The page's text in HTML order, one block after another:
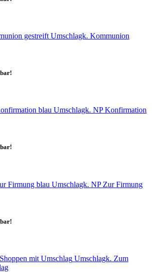
Umschlagk. Kommunion
Umschlagk. NP Konfirmation
Umschlagk. NP Zur Firmung
Umschlagk. Zum